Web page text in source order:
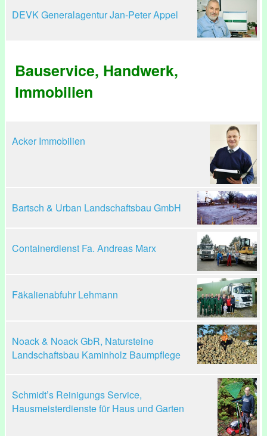
DEVK Generalagentur Jan-Peter Appel
Bauservice, Handwerk,
Immobilien
Acker Immobilien
Bartsch & Urban Landschaftsbau GmbH
Containerdienst Fa. Andreas Marx
Fäkalienabfuhr Lehmann
Noack & Noack GbR, Natursteine
Landschaftsbau Kaminholz Baumpflege
Schmidt’s Reinigungs Service,
Hausmeisterdienste für Haus und Garten